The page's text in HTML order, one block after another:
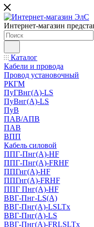
Интернет-магазин
Каталог
Кабели и провода
Провод установочный
РКГМ
ПуГВнг(А)-LS
ПуВнг(А)-LS
ПуВ
ПАВ/АПВ
ПАВ
ВПП
Кабель силовой
ППГ-Пнг(А)-HF
ППГ-Пнг(А)-FRHF
ППГнг(А)-HF
ППГнг(А)-FRHF
ППГ Пнг(А)-HF
ВВГ-Пнг-LS(А)
ВВГ-Пнг(А)-LSLTx
ВВГ-Пнг(А)-LS
ВВГ-Пнг(А)-FRLSLTx